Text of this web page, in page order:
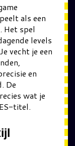
als een
Het spel
levels
vecht je een
en
De
wat je
titel.